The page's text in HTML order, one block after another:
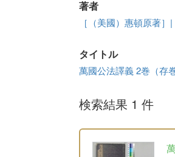
著者
［（美國）惠頓原著
タイトル
萬國公法譯義 2巻（存
検索結果 1 件